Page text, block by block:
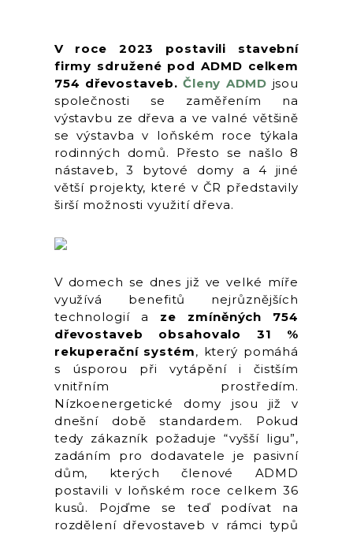
V roce 2023 postavili stavební
firmy sdružené pod ADMD celkem
754 dřevostaveb. Členy ADMD jsou
společnosti se zaměřením na
výstavbu ze dřeva a ve valné většině
se výstavba v loňském roce týkala
rodinných domů. Přesto se našlo 8
nástaveb, 3 bytové domy a 4 jiné
větší projekty, které v ČR představily
širší možnosti využití dřeva.
V domech se dnes již ve velké míře
využívá benefitů nejrůznějších
technologií a ze zmíněných 754
dřevostaveb obsahovalo 31 %
rekuperační systém, který pomáhá
s úsporou při vytápění i čistším
vnitřním prostředím.
Nízkoenergetické domy jsou již v
dnešní době standardem. Pokud
tedy zákazník požaduje “vyšší ligu”,
zadáním pro dodavatele je pasivní
dům, kterých členové ADMD
postavili v loňském roce celkem 36
kusů. Pojďme se teď podívat na
rozdělení dřevostaveb v rámci typů